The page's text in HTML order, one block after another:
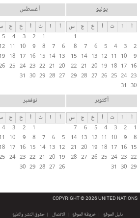
يوليو
أ ا ث أ خ ج
س
1
2
3
4
5
6
7
8
9
10
11
12
13
14
15
16
17
18
19
20
21
22
23
24
25
26
27
28
29
30
31
أغسطس
أ ا ث أ خ ج
1
2
3
4
5
6
7
8
9
10
11
12
13
14
15
16
17
18
19
20
21
22
23
24
25
27
28
29
30
31
أكتوبر
أ ا ث أ خ ج
س
1
2
3
4
5
6
7
8
9
10
11
12
13
14
15
16
17
18
19
20
21
22
23
24
25
26
27
28
29
30
31
نوفمبر
أ ا ث أ خ ج
1
2
3
4
5
6
7
8
9
10
11
12
13
14
15
16
17
18
19
20
21
22
23
24
26
27
28
29
30
COPYRIGHT © 2026 UNITED NATIONS
دليل الموقع خريطة الموقع الاتصال حقوق النشر والطبع